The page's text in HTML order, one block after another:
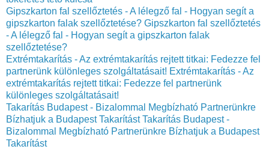
Gipszkarton fal szellőztetés - A lélegző fal - Hogyan segít a
gipszkarton falak szellőztetése? Gipszkarton fal szellőztetés
- A lélegző fal - Hogyan segít a gipszkarton falak
szellőztetése?
Extrémtakarítás - Az extrémtakarítás rejtett titkai: Fedezze fel
partnerünk különleges szolgáltatásait! Extrémtakarítás - Az
extrémtakarítás rejtett titkai: Fedezze fel partnerünk
különleges szolgáltatásait!
Takarítás Budapest - Bizalommal Megbízható Partnerünkre
Bízhatjuk a Budapest Takarítást Takarítás Budapest -
Bizalommal Megbízható Partnerünkre Bízhatjuk a Budapest
Takarítást